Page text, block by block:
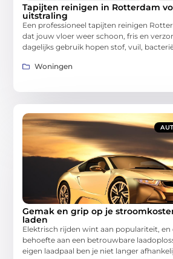
Tapijten reinigen in Rotterdam
uitstraling
Een professioneel tapijten reinigen
dat jouw vloer weer schoon, fris en
dagelijks gebruik hopen stof, vuil,
Woningen
Gemak en grip op je
laden
Elektrisch rijden wint aan populariteit,
behoefte aan een betrouwbare
eigen laadpaal ben je niet langer